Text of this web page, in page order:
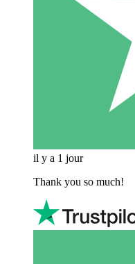
il y a 1 jour
Thank you so much!